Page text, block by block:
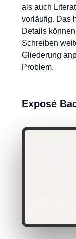
als auch
vorläufig. Das
Details
Schreiben
Gliederung
Problem.
Exposé